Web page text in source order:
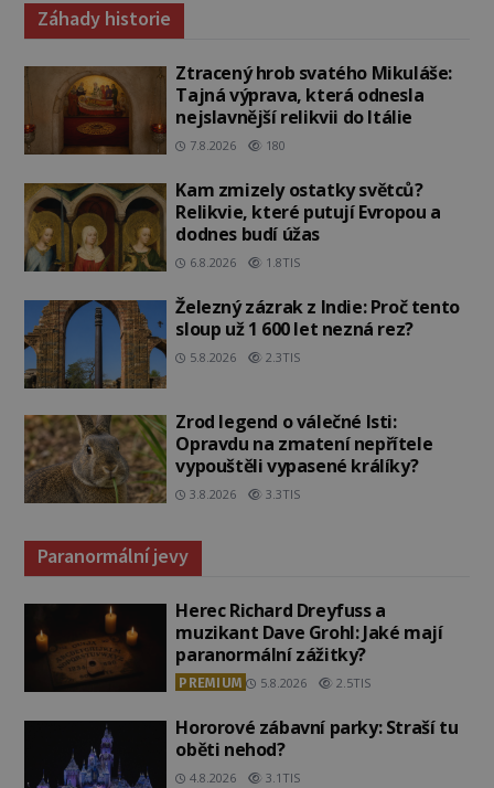
Záhady historie
Ztracený hrob svatého Mikuláše:
Tajná výprava, která odnesla
nejslavnější relikvii do Itálie
7.8.2026 180
Kam zmizely ostatky světců?
Relikvie, které putují Evropou a
dodnes budí úžas
6.8.2026 1.8TIS
Železný zázrak z Indie: Proč tento
sloup už 1 600 let nezná rez?
5.8.2026 2.3TIS
Zrod legend o válečné lsti:
Opravdu na zmatení nepřítele
vypouštěli vypasené králíky?
3.8.2026 3.3TIS
Paranormální jevy
Herec Richard Dreyfuss a
muzikant Dave Grohl: Jaké mají
paranormální zážitky?
PREMIUM 5.8.2026 2.5TIS
Hororové zábavní parky: Straší tu
oběti nehod?
4.8.2026 3.1TIS